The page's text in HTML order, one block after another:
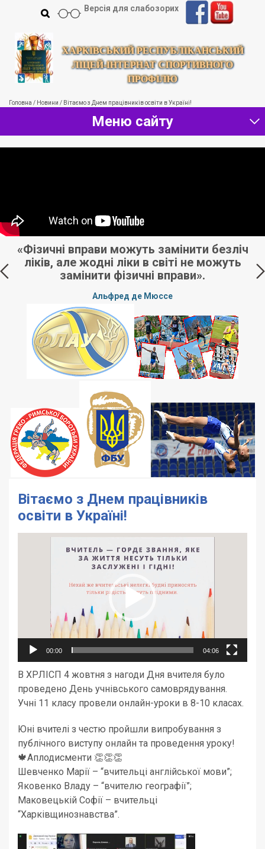
ХАРКІВСЬКИЙ РЕСПУБЛІКАНСЬКИЙ
ЛІЦЕЙ-ІНТЕРНАТ СПОРТИВНОГО
ПРОФІЛЮ
Версія для слабозорих
Головна / Новини / Вітаємо з Днем працівників освіти в Україні!
Меню сайту
«Фізичні вправи можуть замінити безліч
ліків, але жодні ліки в світі не можуть
замінити фізичні вправи».
Альфред де Мюссе
Вітаємо з Днем працівників
освіти в Україні!
Відеопрогравач
00:00 04:06
В ХРЛІСП 4 жовтня з нагоди Дня вчителя було
проведено День учнівського самоврядування.
Учні 11 класу провели онлайн-уроки в 8-10 класах.
Юні вчителі з честю пройшли випробування з
публічного виступу онлайн та проведення уроку!
🍁Аплодисменти 👏👏👏
Шевченко Марії – “вчительці англійської мови”;
Яковенко Владу – “вчителю географії”;
Маковецькій Софії – вчительці
“Харківщинознавства”.